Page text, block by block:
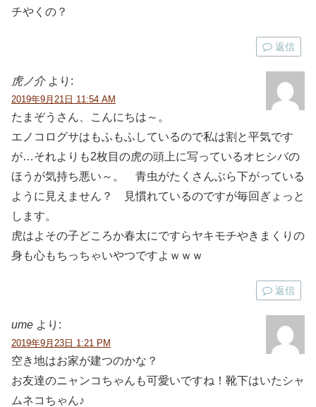
チやくの？
返信
虎ノ介 より:
2019年9月21日 11:54 AM
たまぞうさん、こんにちは～。
エノコログサはもふもふしているので私は割と平気です
が…それよりも2枚目の虎の頭上に写っているオヒシバの
ほうが気持ち悪い～。 青虫がたくさんぶら下がっている
ように見えません？ 見慣れているのですが毎回ぎょっと
します。
虎はよその子どころか春太にですらヤキモチやきまくりの
身も心もちっちゃいやつですよｗｗｗ
返信
ume より:
2019年9月23日 1:21 PM
空き地はお家が建つのかな？
お友達のニャンコちゃんも可愛いですね！靴下はいたシャ
ムネコちゃん♪